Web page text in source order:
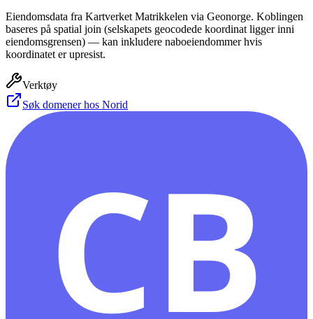
Eiendomsdata fra Kartverket Matrikkelen via Geonorge. Koblingen
baseres på spatial join (selskapets geocodede koordinat ligger inni
eiendomsgrensen) — kan inkludere naboeiendommer hvis
koordinatet er upresist.
Verktøy
Søk domener hos Norid
CB